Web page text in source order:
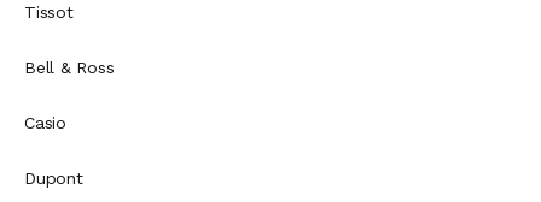
Tissot
Bell & Ross
Casio
Dupont